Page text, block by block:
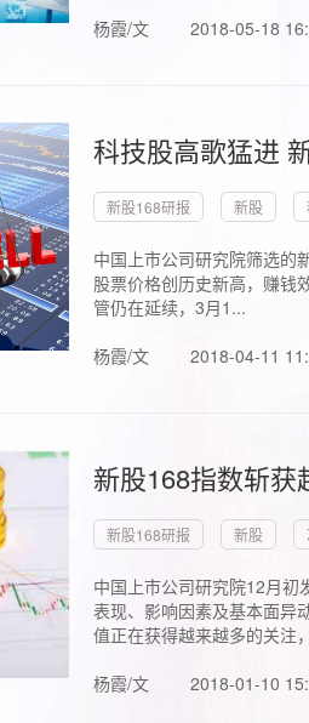
杨霞/文 2018-05-18
科技股高歌猛进
新股168研报 新股
中国上市公司研究院筛选的
股票价格创历史新高，赚钱
管仍在延续，3月1...
杨霞/文
2018-04-11
新股168指数斩
新股168研报 新股
中国上市公司研究院12月初
表现、影响因素及基本面异
值正在获得越来越多的关注
杨霞/文
2018-01-10